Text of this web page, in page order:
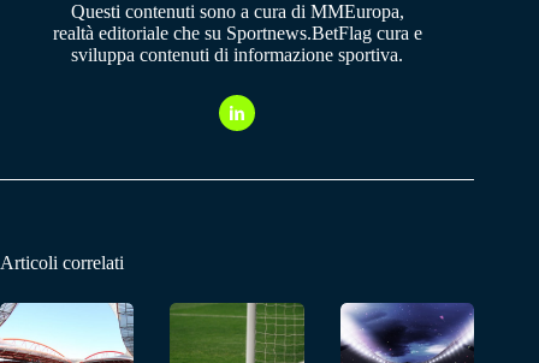
Questi contenuti sono a cura di MMEuropa,
realtà editoriale che su Sportnews.BetFlag cura e
sviluppa contenuti di informazione sportiva.
Articoli correlati